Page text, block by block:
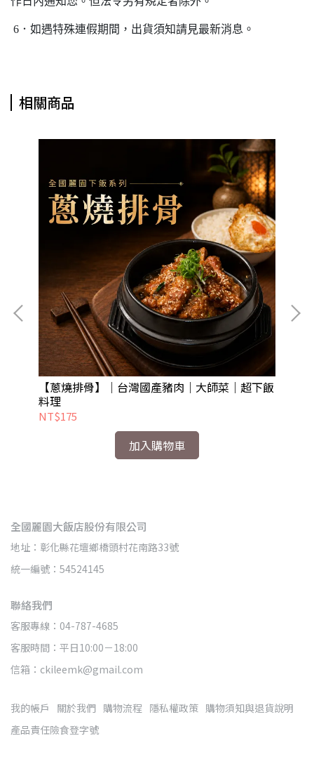
6．如遇特殊連假期間，出貨須知請見最新消息。
相關商品
【蔥燒排骨】｜台灣國產豬肉｜大師菜｜超下飯
料理
NT$175
加入購物車
全國麗園大飯店股份有限公司
地址：彰化縣花壇鄉橋頭村花南路33號
統一編號：54524145
聯絡我們
客服專線：04-787-4685
客服時間：平日10:00－18:00
信箱：ckileemk@gmail.com
我的帳戶 關於我們 購物流程 隱私權政策 購物須知與退貨說明
產品責任險食登字號